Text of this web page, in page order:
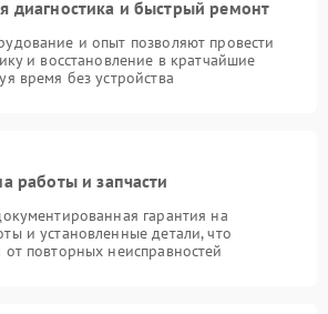
диагностика и быстрый ремонт
и опыт позволяют провести
и восстановление в кратчайшие
время без устройства
работы и запчасти
гарантия на
и установленные детали, что
повторных неисправностей